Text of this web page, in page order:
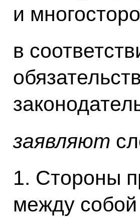
и
в
заявляют
1. Стороны
между собой